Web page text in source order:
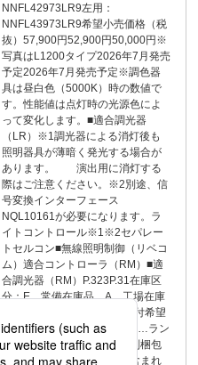
NNFL42973LR9左用：
NNFL43973LR9希望小売価格（税
抜）57,900円52,900円50,000円※
写真はL1200タイプ2026年7月発売
予定2026年7月発売予定※調色器
具は昼白色（5000K）時の数値で
す。性能値は点灯時の光源色によ
って変化します。■適合調光器
（LR）※1調光器による消灯後も
照明器具が薄暗く発光する場合が
あります。 演出用に消灯する
際はご注意ください。※2別途、信
号変換インターフェース
NQL10161が必要になります。ラ
イトコントロール※1※2セパレー
トセルコン■無線照明制御（リベコ
ム）適合コントローラ（RM）■適
合調光器（RM）P.323P.31在庫区
分：E…常備在庫品 A…工場在庫
品 B…受注品／D…ランプ付希望
小売価格でランプ同梱包 C…ラン
プ付希望小売価格でランプ別梱包
希望小売価格には消費税は含まれ